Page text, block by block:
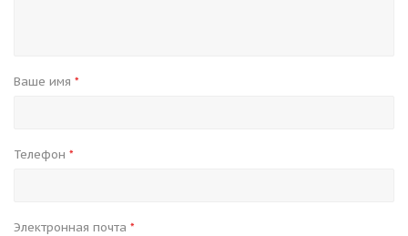
Ваше имя *
Телефон *
Электронная почта *